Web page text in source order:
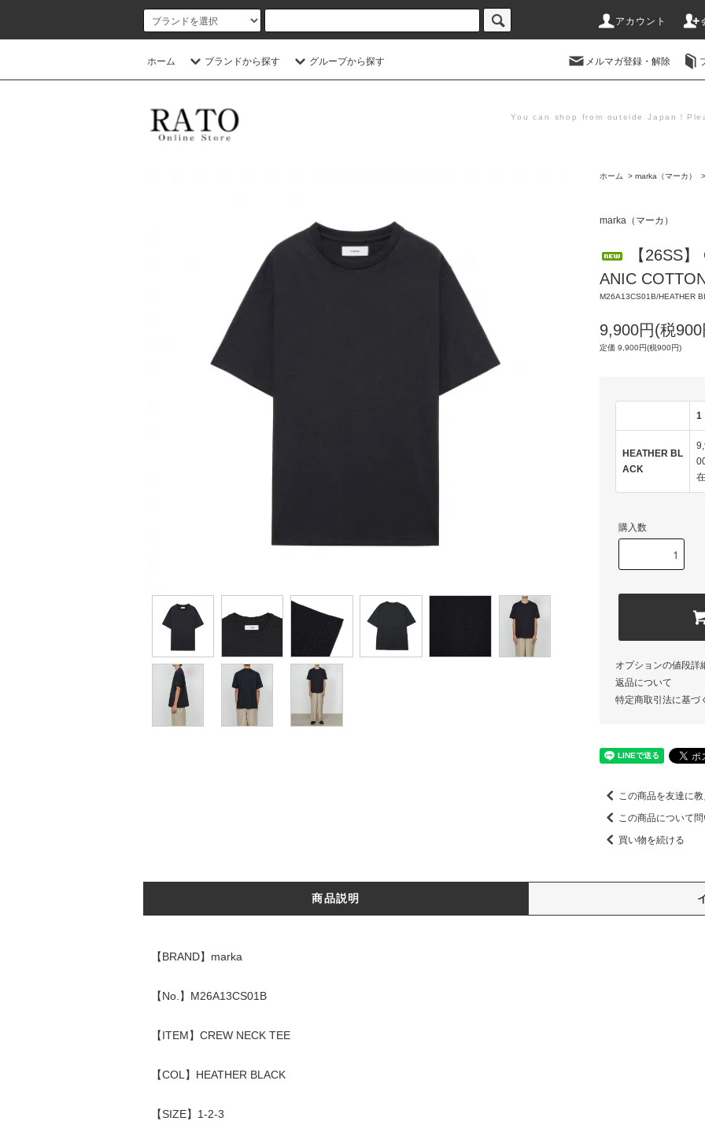
アカウント
ホーム ブランドから探す グループから探す メルマガ登録・解除
You can shop from outside Japan！
ホーム > marka（マーカ）
marka（マーカ）
【26SS
ANIC
M26A13CS01B/HEATHER
9,900円(税
定価 9,900円(税900円)
1
HEATHER BL
ACK
購入数
オプションの値段詳
返品について
特定商取引法に基づ
この商品を友達に
この商品について
買い物を続ける
商品説明
【BRAND】marka
【No.】M26A13CS01B
【ITEM】CREW NECK TEE
【COL】HEATHER BLACK
【SIZE】1-2-3